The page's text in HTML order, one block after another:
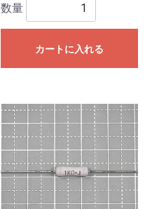
数量
カートに入れる